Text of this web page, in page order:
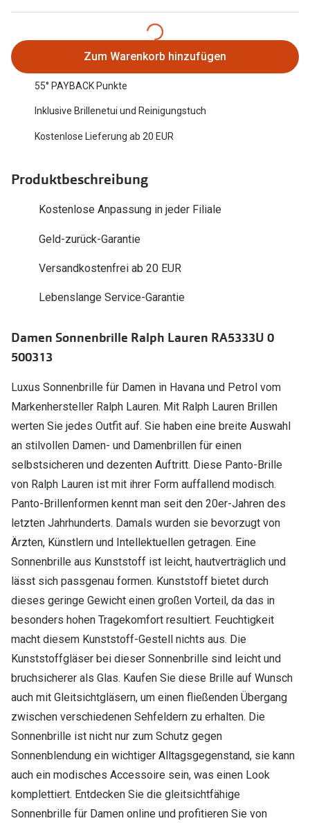
Nuance Audio Brille
Ray-Ban Meta
Oakley Meta
Brillentrends 2026
Brillenglas Typen
Transitions Gläser
Blaulichtfilter
Stellest®-Brillengläser
Zubehör
Brillenbügel
Brillenetuis
Brillenkettchen
Zubehör
Zum Warenkorb hinzufügen
55° PAYBACK Punkte
Inklusive Brillenetui und Reinigungstuch
Kostenlose Lieferung ab 20 EUR
Produktbeschreibung
Kostenlose Anpassung in jeder Filiale
Geld-zurück-Garantie
Versandkostenfrei ab 20 EUR
Lebenslange Service-Garantie
Damen Sonnenbrille Ralph Lauren RA5333U 0
500313
Luxus Sonnenbrille für Damen in Havana und Petrol vom
Markenhersteller Ralph Lauren. Mit Ralph Lauren Brillen
werten Sie jedes Outfit auf. Sie haben eine breite Auswahl
an stilvollen Damen- und Damenbrillen für einen
selbstsicheren und dezenten Auftritt. Diese Panto-Brille
von Ralph Lauren ist mit ihrer Form auffallend modisch.
Panto-Brillenformen kennt man seit den 20er-Jahren des
letzten Jahrhunderts. Damals wurden sie bevorzugt von
Ärzten, Künstlern und Intellektuellen getragen. Eine
Sonnenbrille aus Kunststoff ist leicht, hautverträglich und
lässt sich passgenau formen. Kunststoff bietet durch
dieses geringe Gewicht einen großen Vorteil, da das in
besonders hohen Tragekomfort resultiert. Feuchtigkeit
macht diesem Kunststoff-Gestell nichts aus. Die
Kunststoffgläser bei dieser Sonnenbrille sind leicht und
bruchsicherer als Glas. Kaufen Sie diese Brille auf Wunsch
auch mit Gleitsichtgläsern, um einen fließenden Übergang
zwischen verschiedenen Sehfeldern zu erhalten. Die
Sonnenbrille ist nicht nur zum Schutz gegen
Sonnenblendung ein wichtiger Alltagsgegenstand, sie kann
auch ein modisches Accessoire sein, was einen Look
komplettiert. Entdecken Sie die gleitsichtfähige
Sonnenbrille für Damen online und profitieren Sie von